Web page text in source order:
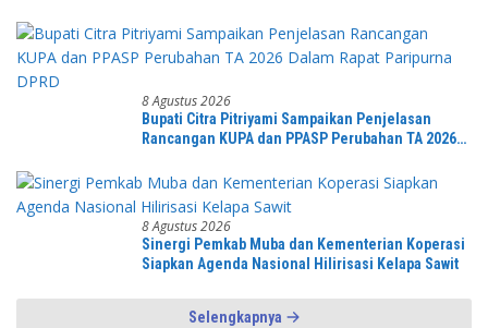
8 Agustus 2026
Bupati Citra Pitriyami Sampaikan Penjelasan
Rancangan KUPA dan PPASP Perubahan TA 2026
8 Agustus 2026
Sinergi Pemkab Muba dan Kementerian Koperasi
Siapkan Agenda Nasional Hilirisasi Kelapa Sawit
Selengkapnya